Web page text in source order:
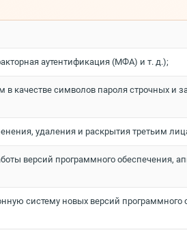
аутентификация (МФА) и т. д.);
качестве символов пароля строчных и
удаления и раскрытия третьим
версий программного обеспечения,
систему новых версий программного